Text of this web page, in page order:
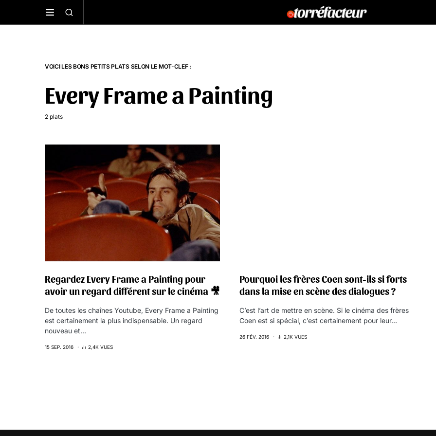
VOICI LES BONS PETITS PLATS SELON LE MOT-CLEF :
Every Frame a Painting
2 plats
Regardez Every Frame a Painting pour
avoir un regard différent sur le cinéma 🎥
De toutes les chaînes Youtube, Every Frame a Painting
est certainement la plus indispensable. Un regard
nouveau et…
15 SEP. 2016 2,4K VUES
Pourquoi les frères Coen sont-ils si forts
dans la mise en scène des dialogues ?
C’est l’art de mettre en scène. Si le cinéma des frères
Coen est si spécial, c’est certainement pour leur…
26 FÉV. 2016 2,1K VUES